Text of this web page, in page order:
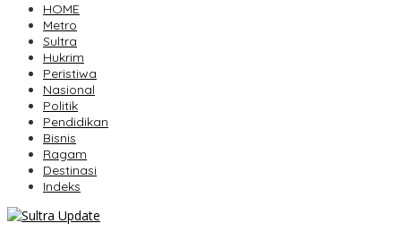
HOME
Metro
Sultra
Hukrim
Peristiwa
Nasional
Politik
Pendidikan
Bisnis
Ragam
Destinasi
Indeks